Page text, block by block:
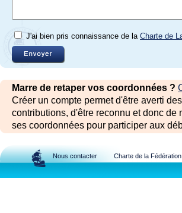
J'ai bien pris connaissance de la Charte de
Marre de retaper vos coordonnées ?
Créer un compte permet d'être averti
contributions, d'être reconnu et donc de
ses coordonnées pour participer aux
Nous contacter Charte de la Fédération